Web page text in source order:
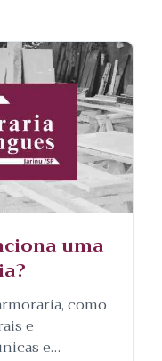
uma
como
e
e